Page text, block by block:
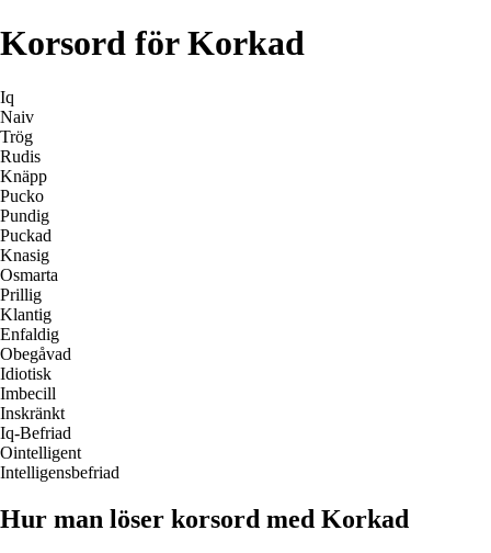
Korsord för Korkad
Iq
Naiv
Trög
Rudis
Knäpp
Pucko
Pundig
Puckad
Knasig
Osmarta
Prillig
Klantig
Enfaldig
Obegåvad
Idiotisk
Imbecill
Inskränkt
Iq-Befriad
Ointelligent
Intelligensbefriad
Hur man löser korsord med Korkad